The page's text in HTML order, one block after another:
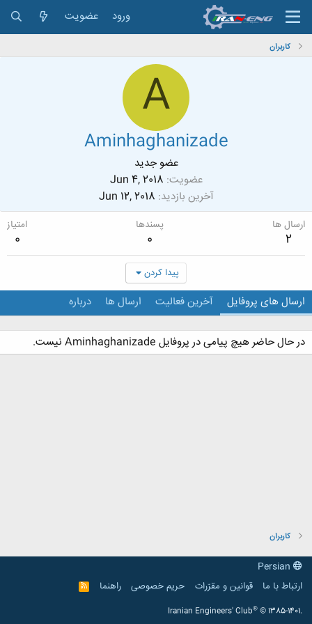
ورود عضویت
کاربران
A
Aminhaghanizade
عضو جدید
عضویت Jun 4, 2018
آخرین بازدید Jun 12, 2018
ارسال ها
2
پسندها
0
امتیاز
0
پیدا کردن
ارسال های پروفایل آخرین فعالیت ارسال ها درباره
در حال حاضر هیچ پیامی در پروفایل Aminhaghanizade نیست.
کاربران
ارتباط با ما
قوانین و مقرّرات حریم خصوصی راهنما
R
S
Iranian Engineers' Club® © 1385-1401.